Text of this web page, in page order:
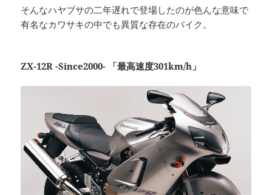
そんなハヤブサの二年遅れで登場したのが色んな意味で
有名なカワサキの中でも異質な存在のバイク。
ZX-12R -Since2000- 「最高速度301km/h」